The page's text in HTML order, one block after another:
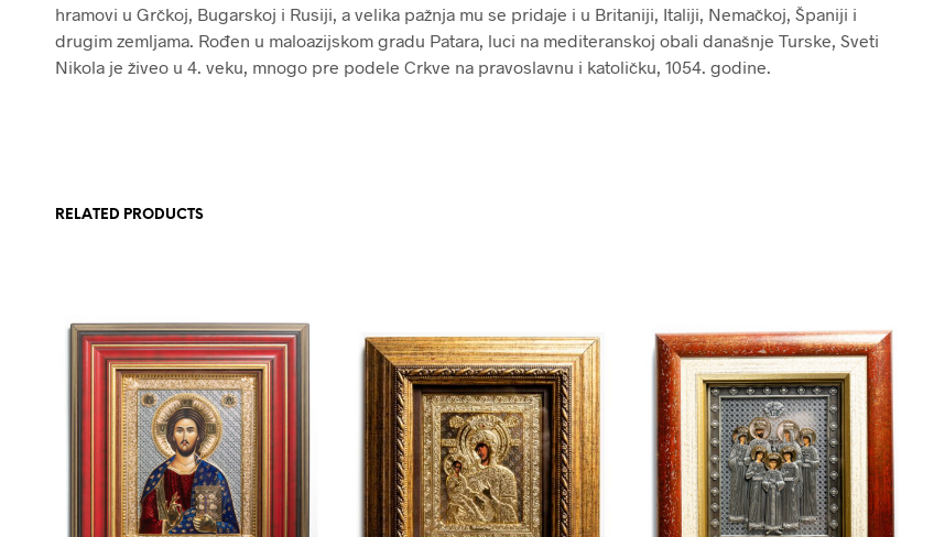
hramovi u Grčkoj, Bugarskoj i Rusiji, a velika pažnja mu se pridaje i u Britaniji, Italiji, Nemačkoj, Španiji i
drugim zemljama. Rođen u maloazijskom gradu Patara, luci na mediteranskoj obali današnje Turske, Sveti
Nikola je živeo u 4. veku, mnogo pre podele Crkve na pravoslavnu i katoličku, 1054. godine.
RELATED PRODUCTS